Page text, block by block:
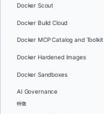
Docker Scout
Docker Build Cloud
Docker MCP Catalog and Toolkit
Docker Hardened Images
Docker Sandboxes
AI Governance
特徴